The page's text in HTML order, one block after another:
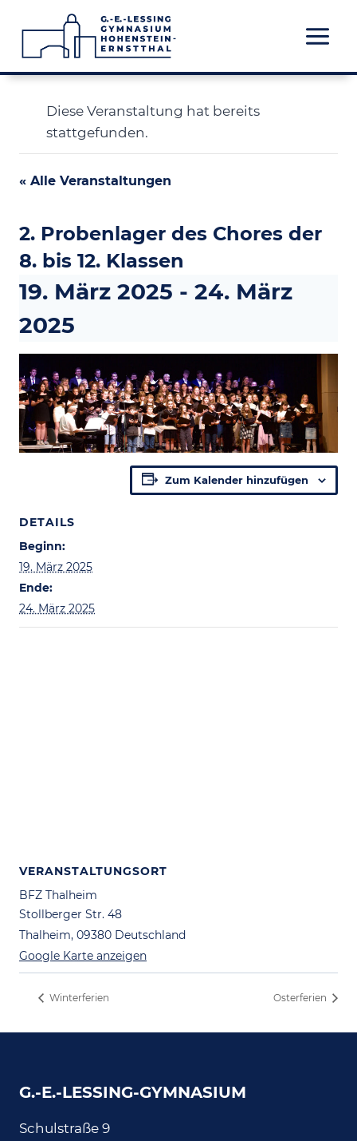
Inhalt
springen
Diese Veranstaltung hat bereits
stattgefunden.
« Alle Veranstaltungen
2. Probenlager des Chores der
8. bis 12. Klassen
19. März 2025 - 24. März
2025
Zum Kalender hinzufügen
DETAILS
Beginn:
19. März 2025
Ende:
24. März 2025
VERANSTALTUNGSORT
BFZ Thalheim
Stollberger Str. 48
Thalheim, 09380 Deutschland
Google Karte anzeigen
Winterferien Osterferien
G.-E.-LESSING-GYMNASIUM
Schulstraße 9